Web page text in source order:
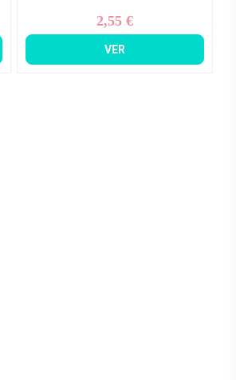
Precio
2,55 €
VER